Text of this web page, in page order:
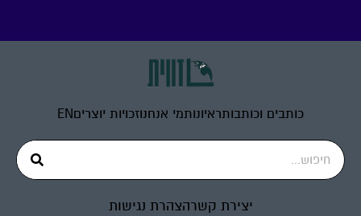
כותבים וכותבותראיונותמי אנחנוזכויות יוצריםEN
יצירת קשרהצהרת נגישות